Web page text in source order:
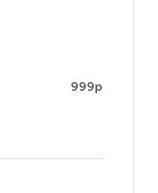
999р